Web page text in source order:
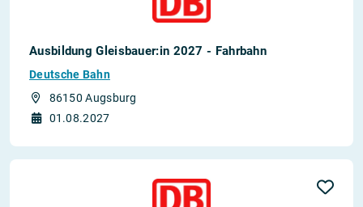
Ausbildung Gleisbauer:in 2027 - Fahrbahn
Deutsche Bahn
86150 Augsburg
01.08.2027